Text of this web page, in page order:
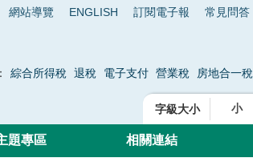
網站導覽 ENGLISH 訂閱電子報 常見問答
綜合所得稅 退稅 電子支付 營業稅 房地合一稅
字級大小 小
題專區 相關連結